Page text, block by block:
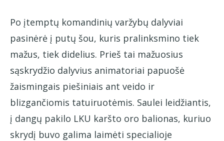
Po įtemptų komandinių varžybų dalyviai
pasinėrė į putų šou, kuris pralinksmino tiek
mažus, tiek didelius. Prieš tai mažuosius
sąskrydžio dalyvius animatoriai papuošė
žaismingais piešiniais ant veido ir
blizgančiomis tatuiruotėmis. Saulei leidžiantis,
į dangų pakilo LKU karšto oro balionas, kuriuo
skrydį buvo galima laimėti specialioje